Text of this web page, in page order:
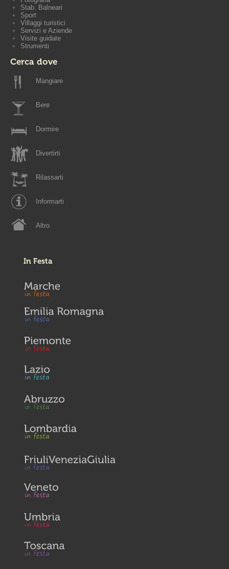
Stab. Balneari
Sport
Villaggi turistici
Servizi e Aziende
Visite guidate
Strumenti
Cerca dove
Mangiare
Bere
Dormire
Divertirti
Rilassarti
Informarti
Altro
In Festa